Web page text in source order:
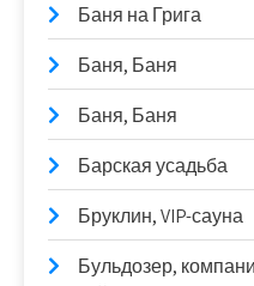
Баня на Грига
Баня, Баня
Баня, Баня
Барская усадьба
Бруклин, VIP-сауна
Бульдозер,